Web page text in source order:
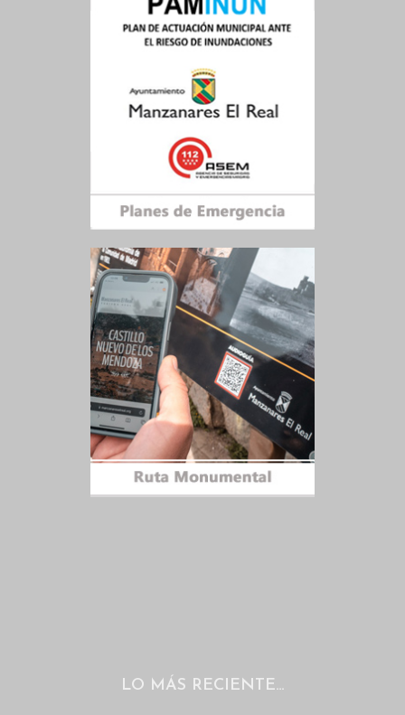
LO MÁS RECIENTE…